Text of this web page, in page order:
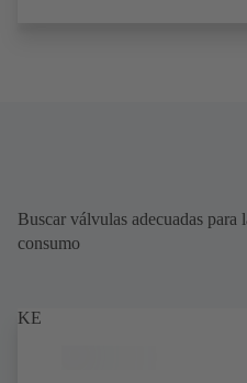
Buscar válvulas adecuadas
consumo
KE